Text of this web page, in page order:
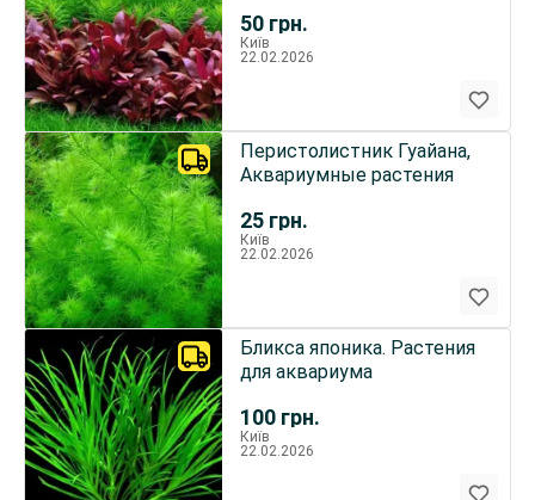
50 грн.
Київ
22.02.2026
25 грн.
Перистолистник Гуайана,
Аквариумные растения
Київ
22.02.2026
100 грн.
Бликса японика. Растения
для аквариума
Київ
22.02.2026